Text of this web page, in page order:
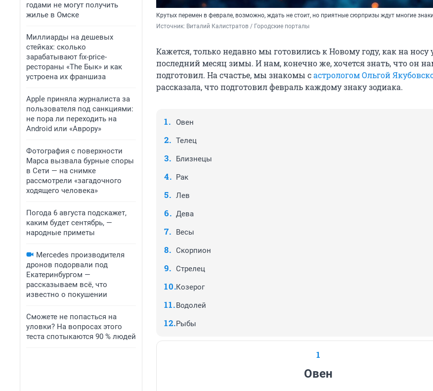
годами не могут получить
жилье в Омске
Миллиарды на дешевых
стейках: сколько
зарабатывают fix-price-
рестораны «The Бык» и как
устроена их франшиза
Apple приняла журналиста за
пользователя под санкциями:
не пора ли переходить на
Android или «Аврору»
Фотография с поверхности
Марса вызвала бурные споры
в Сети — на снимке
рассмотрели «загадочного
ходящего человека»
Погода 6 августа подскажет,
каким будет сентябрь, —
народные приметы
Mercedes производителя
дронов подорвали под
Екатеринбургом —
рассказываем всё, что
известно о покушении
Сможете не попасться на
уловки? На вопросах этого
теста спотыкаются 90 % людей
Крутых перемен в феврале, возможно, ждать не стоит, но приятные сюрпризы ждут многие
Источник: Виталий Калистратов / Городские порталы
Кажется, только недавно мы готовились к Новому году, как на носу
последний месяц зимы. И нам, конечно же, хочется знать, что он
подготовил. На счастье, мы знакомы састрологом Ольгой
рассказала, что подготовил февраль каждому знаку зодиака.
Овен
Телец
Близнецы
Рак
Лев
Дева
Весы
Скорпион
Стрелец
Козерог
Водолей
Рыбы
1
Овен